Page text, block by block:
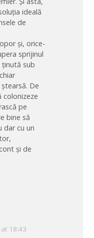
ideală
de
și, orice-
sprijinul
ținută sub
De
colonizeze
pe
bine să
dar cu un
și de
18:43